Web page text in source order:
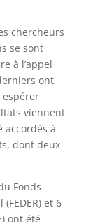
chercheurs
se sont
à l’appel
ont
espérer
viennent
accordés à
dont deux
Fonds
et 6
ont été